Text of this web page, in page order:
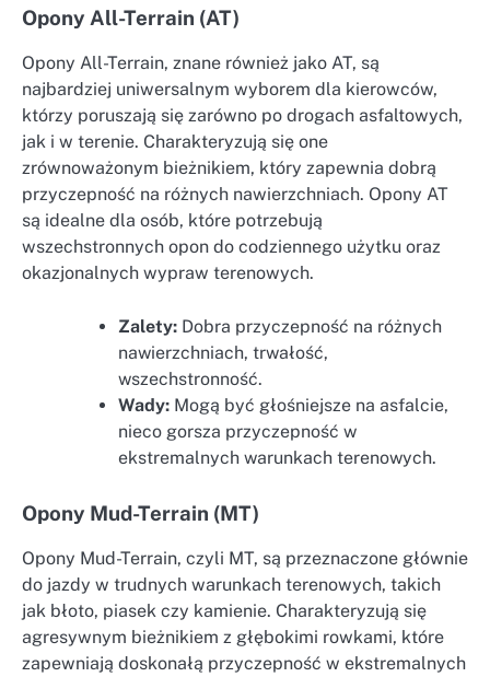
Opony All-Terrain (AT)
Opony All-Terrain, znane również jako AT, są
najbardziej uniwersalnym wyborem dla kierowców,
którzy poruszają się zarówno po drogach asfaltowych,
jak i w terenie. Charakteryzują się one
zrównoważonym bieżnikiem, który zapewnia dobrą
przyczepność na różnych nawierzchniach. Opony AT
są idealne dla osób, które potrzebują
wszechstronnych opon do codziennego użytku oraz
okazjonalnych wypraw terenowych.
Zalety: Dobra przyczepność na różnych
nawierzchniach, trwałość,
wszechstronność.
Wady: Mogą być głośniejsze na asfalcie,
nieco gorsza przyczepność w
ekstremalnych warunkach terenowych.
Opony Mud-Terrain (MT)
Opony Mud-Terrain, czyli MT, są przeznaczone głównie
do jazdy w trudnych warunkach terenowych, takich
jak błoto, piasek czy kamienie. Charakteryzują się
agresywnym bieżnikiem z głębokimi rowkami, które
zapewniają doskonałą przyczepność w ekstremalnych